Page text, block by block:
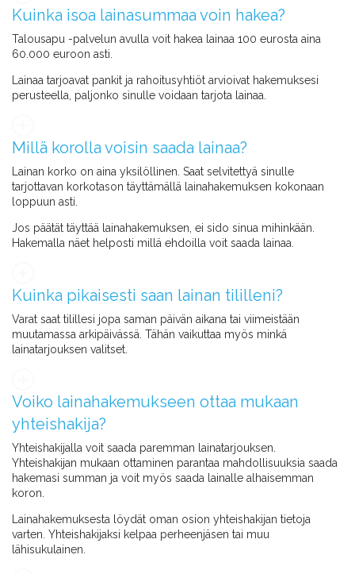
Kuinka isoa lainasummaa voin hakea?
Talousapu -palvelun avulla voit hakea lainaa 100 eurosta aina
60.000 euroon asti.
Lainaa tarjoavat pankit ja rahoitusyhtiöt arvioivat hakemuksesi
perusteella, paljonko sinulle voidaan tarjota lainaa.
Millä korolla voisin saada lainaa?
Lainan korko on aina yksilöllinen. Saat selvitettyä sinulle
tarjottavan korkotason täyttämällä lainahakemuksen kokonaan
loppuun asti.
Jos päätät täyttää lainahakemuksen, ei sido sinua mihinkään.
Hakemalla näet helposti millä ehdoilla voit saada lainaa.
Kuinka pikaisesti saan lainan tililleni?
Varat saat tilillesi jopa saman päivän aikana tai viimeistään
muutamassa arkipäivässä. Tähän vaikuttaa myös minkä
lainatarjouksen valitset.
Voiko lainahakemukseen ottaa mukaan
yhteishakija?
Yhteishakijalla voit saada paremman lainatarjouksen.
Yhteishakijan mukaan ottaminen parantaa mahdollisuuksia saada
hakemasi summan ja voit myös saada lainalle alhaisemman
koron.
Lainahakemuksesta löydät oman osion yhteishakijan tietoja
varten. Yhteishakijaksi kelpaa perheenjäsen tai muu
lähisukulainen.